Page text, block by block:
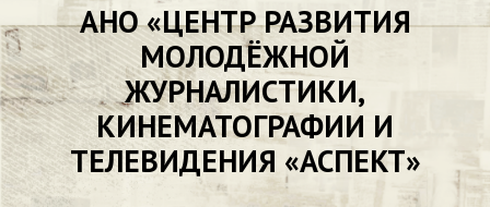
АНО «ЦЕНТР РАЗВИТИЯ
МОЛОДЁЖНОЙ
ЖУРНАЛИСТИКИ,
КИНЕМАТОГРАФИИ И
ТЕЛЕВИДЕНИЯ «АСПЕКТ»